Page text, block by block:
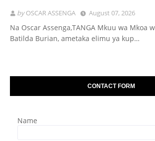
byOSCAR ASSENGA August 07, 2026
Na Oscar Assenga,TANGA Mkuu wa Mkoa
Batilda Burian, ametaka elimu ya kup…
CONTACT FORM
Name